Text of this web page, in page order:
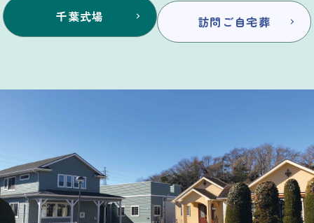
千葉式場 訪問ご自宅葬